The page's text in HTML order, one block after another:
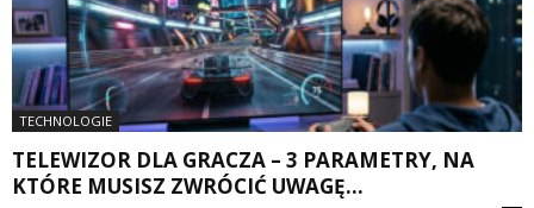
TECHNOLOGIE
TELEWIZOR DLA GRACZA – 3 PARAMETRY, NA
KTÓRE MUSISZ ZWRÓCIĆ UWAGĘ...